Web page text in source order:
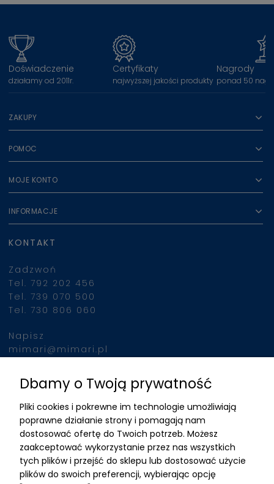
Doświadczenie
działamy od 2011r.
Certyfikaty
najwyższej jakości produkty
Nagrody
ponad 50
ZAKUPY
POMOC
MOJE KONTO
INFORMACJE
KONTAKT
Zadzwoń
Tel. 792 202 456
Tel. 739 070 500
Tel. 730 806 060
Napisz
mimari@mimari.pl
Znajdziesz nas
ADRES
MIMARI sp z o.o.
ul. Kurkowa 12
50-210 Wrocław
Dbamy o Twoją prywatność
Pliki cookies i pokrewne im technologie umożliwiają
poprawne działanie strony i pomagają nam
dostosować ofertę do Twoich potrzeb. Możesz
zaakceptować wykorzystanie przez nas wszystkich
tych plików i przejść do sklepu lub dostosować użycie
plików do swoich preferencji, wybierając opcję